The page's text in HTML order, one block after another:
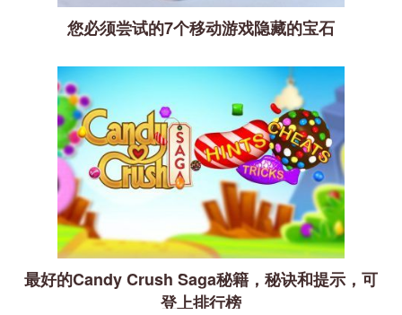
您必须尝试的7个移动游戏隐藏的宝石
最好的Candy Crush Saga秘籍，秘诀和提示，可
登上排行榜